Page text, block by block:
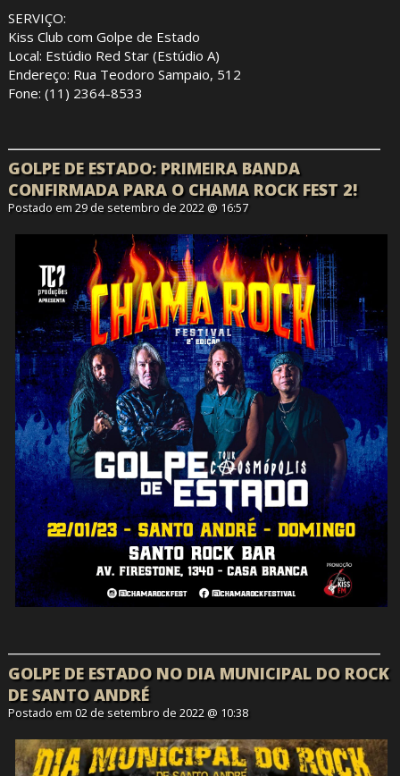
SERVIÇO:
Kiss Club com Golpe de Estado
Local: Estúdio Red Star (Estúdio A)
Endereço: Rua Teodoro Sampaio, 512
Fone: (11) 2364-8533
GOLPE DE ESTADO: PRIMEIRA BANDA
CONFIRMADA PARA O CHAMA ROCK FEST 2!
Postado em 29 de setembro de 2022 @ 16:57
GOLPE DE ESTADO NO DIA MUNICIPAL DO ROCK
DE SANTO ANDRÉ
Postado em 02 de setembro de 2022 @ 10:38